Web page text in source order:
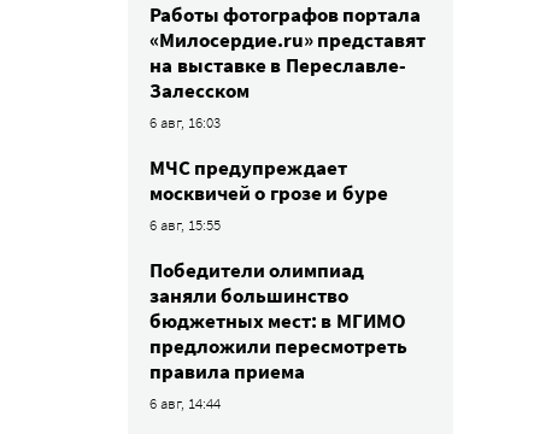
Работы фотографов портала
«Милосердие.ru» представят
на выставке в Переславле-
Залесском
6 авг, 16:03
МЧС предупреждает
москвичей о грозе и буре
6 авг, 15:55
Победители олимпиад
заняли большинство
бюджетных мест: в МГИМО
предложили пересмотреть
правила приема
6 авг, 14:44